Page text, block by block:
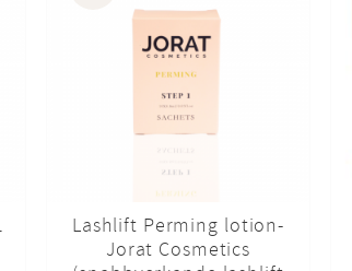
Lashlift Perming lotion-
Jorat Cosmetics